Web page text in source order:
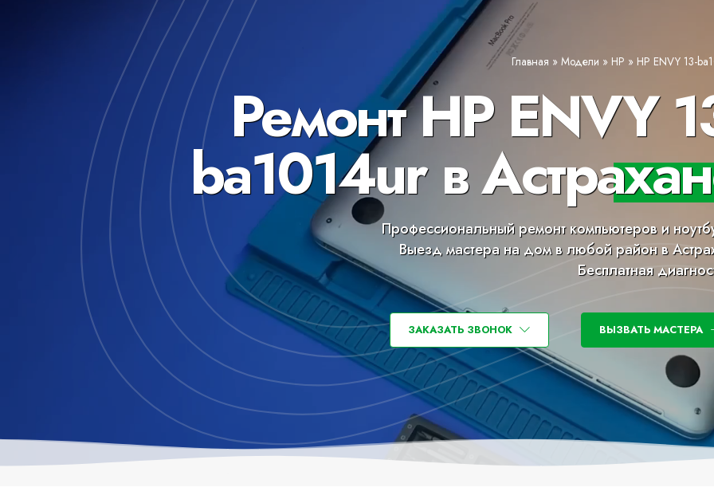
Главная » Модели » HP » HP ENVY 13-
Ремонт HP ENVY
ba1014ur в
Профессиональный ремонт компьютеров и
Выезд мастера на дом в любой район в
Бесплатная
ЗАКАЗАТЬ ЗВОНОК ВЫЗВАТЬ МАСТЕРА